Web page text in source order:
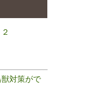
獣対策がで